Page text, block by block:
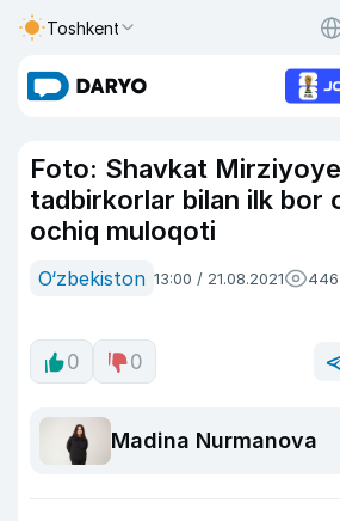
Toshkent
Foto: Shavkat
tadbirkorlar bilan ilk bor
ochiq muloqoti
O‘zbekiston 13:00 / 21.08.2021
0 0
Madina Nurmanova